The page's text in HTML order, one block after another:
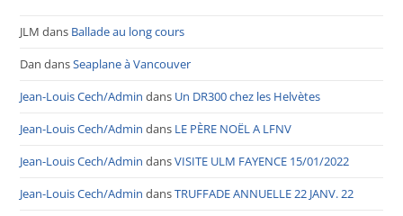
JLM dans Ballade au long cours
Dan dansSeaplane à Vancouver
Jean-Louis Cech/Admin dans Un DR300 chez les Helvètes
Jean-Louis Cech/Admin dans LE PÈRE NOËL A LFNV
Jean-Louis Cech/Admin dansVISITE ULM FAYENCE 15/01/2022
Jean-Louis Cech/Admin dansTRUFFADE ANNUELLE 22 JANV. 22